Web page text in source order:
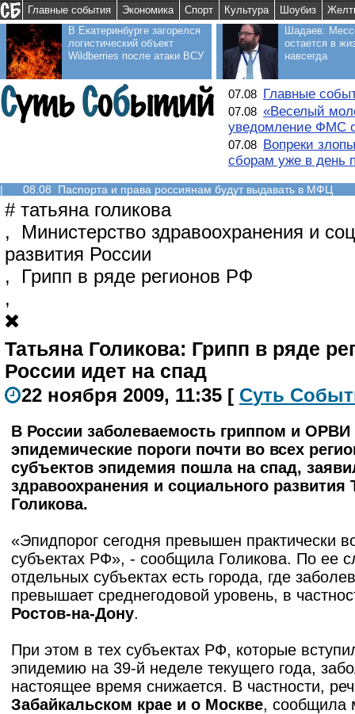
Главные события Экономика Спорт Культура Шоубиз
В Екатеринбурге загорелся
логистический объект
Wildberries после атаки ВСУ
Шадаев:
остается в
навсегда
07.08 Главные
07.08 «Веселый
уведомление ФМС
07.08 Вопреки
сборам уже в день
| 08.08 Паспорта и права россиянам будут выдавать в МФЦ
# татьяна голикова
, Министерство здравоохранения и
развития России
, Грипп в ряде регионов РФ
,
Татьяна Голикова: Грипп в ряде
России идет на спад
22 ноября 2009, 11:35 [ Суть Соб
В России заболеваемость гриппом и
эпидемические пороги почти во всех
субъектов эпидемия пошла на спад,
здравоохранения и социального развития
Голикова.
«Эпидпорог сегодня превышен практически
субъектах РФ», - сообщила Голикова. По ее
отдельных субъектах есть города, где
превышает среднегодовой уровень, в
Ростов-на-Дону.
При этом в тех субъектах РФ, которые
эпидемию на 39-й неделе текущего года,
настоящее время снижается. В частности,
Забайкальском крае и о Москве, сообщила